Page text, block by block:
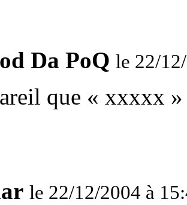
Da PoQ le 22/
que « xxxxx »
le 22/12/2004 à